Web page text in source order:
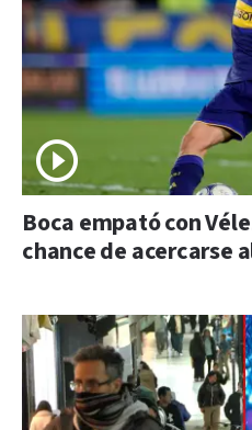
Boca empató con
chance de acercarse